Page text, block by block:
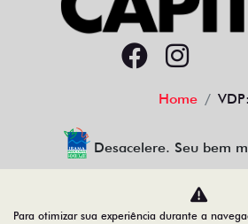
Home
Desacelere. Seu bem
Para otimizar sua experiência durante a